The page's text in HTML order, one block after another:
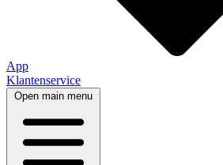
App
Klantenservice
Open main menu